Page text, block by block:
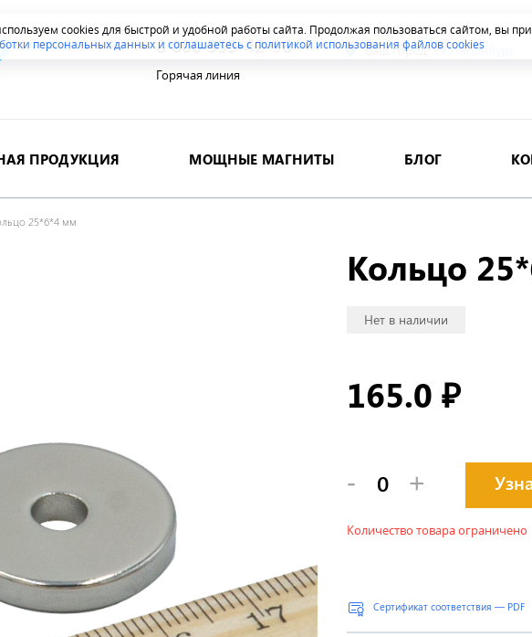
cookies для быстрой и удобной работы сайта. Продолжая пользоваться сайтом, вы
персональных данных и соглашаетесь с политикой использования файлов cookies
8 800 555-42-96
Горячая линия
Ваш город: Екатеринбург
ПРОДУКЦИЯ МОЩНЫЕ МАГНИТЫ БЛОГ
25*6*4 мм
Кольцо
Нет в наличии
165.0 ₽
- +
Количество товара ограничено
Сертификат соответствия — PDF